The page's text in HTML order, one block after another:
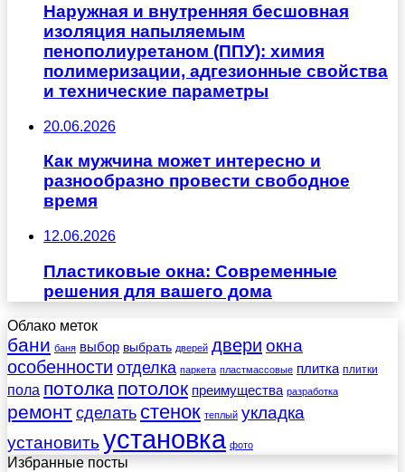
Наружная и внутренняя бесшовная
изоляция напыляемым
пенополиуретаном (ППУ): химия
полимеризации, адгезионные свойства
и технические параметры
20.06.2026
Как мужчина может интересно и
разнообразно провести свободное
время
12.06.2026
Пластиковые окна: Современные
решения для вашего дома
Облако меток
бани баня выбор выбрать дверей двери окна
особенности отделка паркета пластмассовые плитка плитки
пола потолка потолок преимущества разработка
ремонт сделать стенок теплый укладка
установить установка фото
Избранные посты